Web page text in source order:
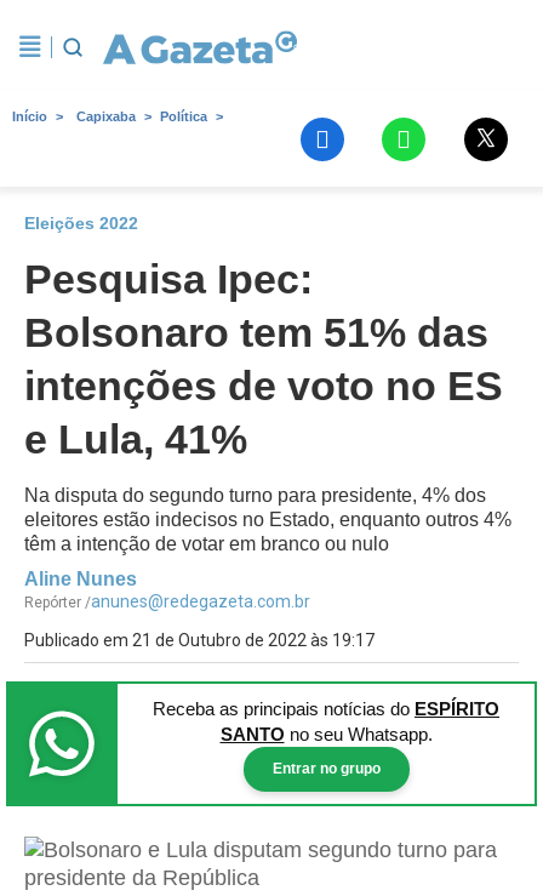
Início Capixaba Política
Eleições 2022
Pesquisa Ipec:
Bolsonaro tem 51% das
intenções de voto no ES
e Lula, 41%
Na disputa do segundo turno para presidente, 4% dos
eleitores estão indecisos no Estado, enquanto outros 4%
têm a intenção de votar em branco ou nulo
Aline Nunes
Repórter /anunes@redegazeta.com.br
Publicado em 21 de Outubro de 2022 às 19:17
Receba as principais notícias do ESPÍRITO
SANTO no seu Whatsapp.
Entrar no grupo